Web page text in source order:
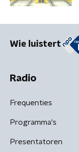
Wie luistert
Radio
Frequenties
Programma's
Presentatoren